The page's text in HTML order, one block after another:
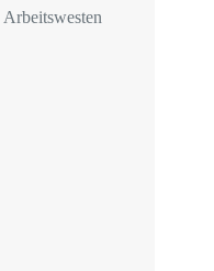
Arbeitswesten